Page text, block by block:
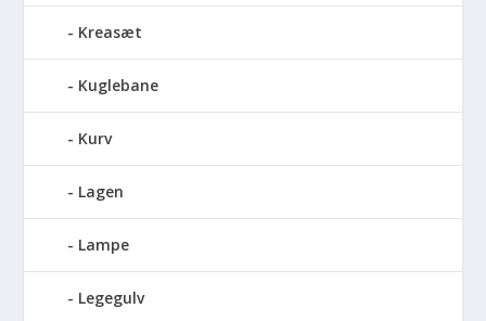
Kreasæt
Kuglebane
Kurv
Lagen
Lampe
Legegulv